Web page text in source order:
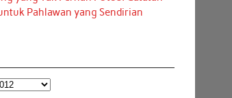
Pahlawan yang Sendirian